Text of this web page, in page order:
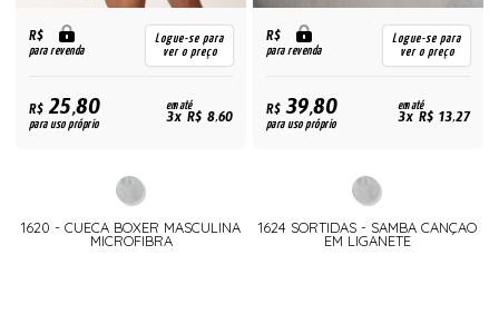
R$
para revenda
Logue-se para
ver o preço
R$25,80
para uso próprio
em até
3x R$ 8,60
1620 - CUECA BOXER MASCULINA
MICROFIBRA
R$
para revenda
Logue-se para
ver o preço
R$39,80
para uso próprio
em até
3x R$ 13,27
1624 SORTIDAS - SAMBA CANÇAO
EM LIGANETE